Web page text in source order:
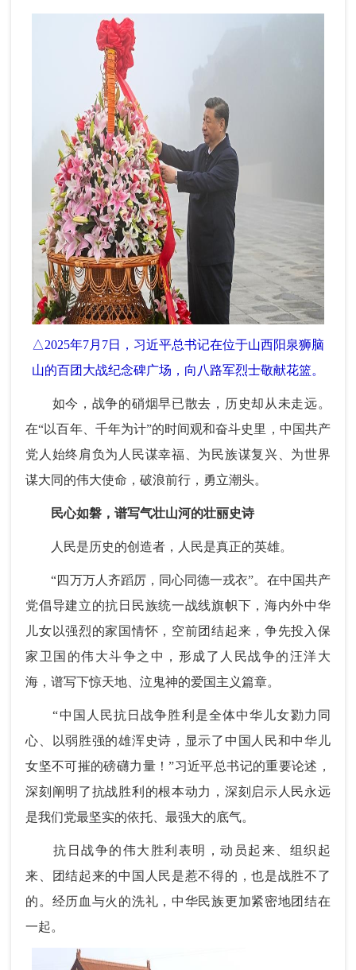
△2025年7月7日，习近平总书记在位于山西阳泉狮脑
山的百团大战纪念碑广场，向八路军烈士敬献花篮。
如今，战争的硝烟早已散去，历史却从未走远。
在“以百年、千年为计”的时间观和奋斗史里，中国共产
党人始终肩负为人民谋幸福、为民族谋复兴、为世界
谋大同的伟大使命，破浪前行，勇立潮头。
民心如磐，谱写气壮山河的壮丽史诗
人民是历史的创造者，人民是真正的英雄。
“四万万人齐蹈厉，同心同德一戎衣”。在中国共产
党倡导建立的抗日民族统一战线旗帜下，海内外中华
儿女以强烈的家国情怀，空前团结起来，争先投入保
家卫国的伟大斗争之中，形成了人民战争的汪洋大
海，谱写下惊天地、泣鬼神的爱国主义篇章。
“中国人民抗日战争胜利是全体中华儿女勠力同
心、以弱胜强的雄浑史诗，显示了中国人民和中华儿
女坚不可摧的磅礴力量！”习近平总书记的重要论述，
深刻阐明了抗战胜利的根本动力，深刻启示人民永远
是我们党最坚实的依托、最强大的底气。
抗日战争的伟大胜利表明，动员起来、组织起
来、团结起来的中国人民是惹不得的，也是战胜不了
的。经历血与火的洗礼，中华民族更加紧密地团结在
一起。